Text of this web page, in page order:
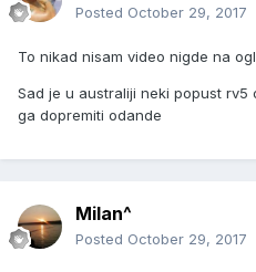
Posted October 29, 2017
To nikad nisam video nigde na
Sad je u australiji neki popust
ga dopremiti odande
Milan^
Posted October 29, 2017